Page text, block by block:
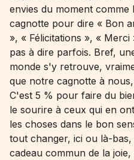
envies du moment
cagnotte pour dire « Bon
», « Félicitations », «
pas à dire parfois. Bref,
monde s'y retrouve,
que notre cagnotte à
C'est 5 % pour faire du
le sourire à ceux qui en
les choses dans le bon
tout changer, ici ou là-
cadeau commun de la